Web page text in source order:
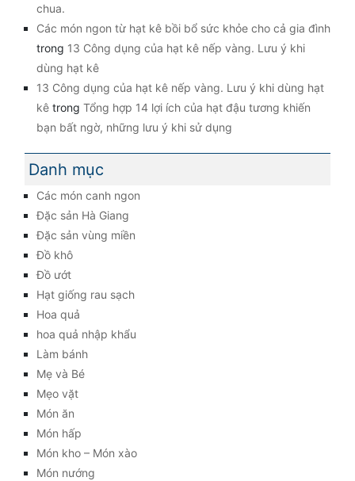
chua.
Các món ngon từ hạt kê bồi bổ sức khỏe cho cả gia đình
trong 13 Công dụng của hạt kê nếp vàng. Lưu ý khi
dùng hạt kê
13 Công dụng của hạt kê nếp vàng. Lưu ý khi dùng hạt
kê trong Tổng hợp 14 lợi ích của hạt đậu tương khiến
bạn bất ngờ, những lưu ý khi sử dụng
Danh mục
Các món canh ngon
Đặc sản Hà Giang
Đặc sản vùng miền
Đồ khô
Đồ ướt
Hạt giống rau sạch
Hoa quả
hoa quả nhập khẩu
Làm bánh
Mẹ và Bé
Mẹo vặt
Món ăn
Món hấp
Món kho – Món xào
Món nướng